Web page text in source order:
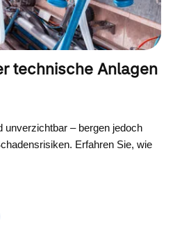
technische Anlagen
unverzichtbar – bergen jedoch
Erfahren Sie, wie